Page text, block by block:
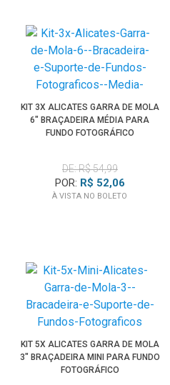
KIT 3X ALICATES GARRA DE MOLA
6" BRAÇADEIRA MÉDIA PARA
FUNDO FOTOGRÁFICO
DE: R$ 54,99
POR: R$ 52,06
À VISTA NO BOLETO
KIT 5X ALICATES GARRA DE MOLA
3" BRAÇADEIRA MINI PARA FUNDO
FOTOGRÁFICO